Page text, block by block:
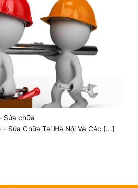
Sửa chữa
Sửa Chữa Tại Hà Nội Và Các [...]